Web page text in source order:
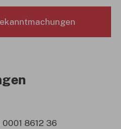
0001 8612 36